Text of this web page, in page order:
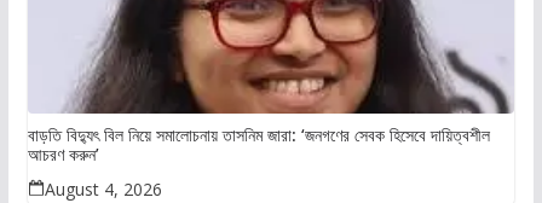
বাড়তি বিদ্যুৎ বিল নিয়ে সমালোচনায় তাসনিম জারা: ‘জনগণের সেবক হিসেবে দায়িত্বশীল
আচরণ করুন’
August 4, 2026